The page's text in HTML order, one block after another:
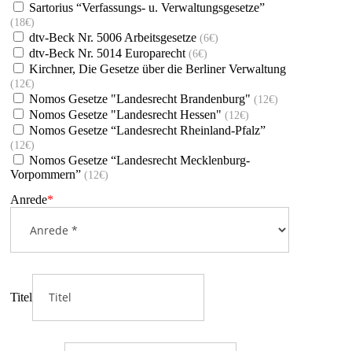
Sartorius “Verfassungs- u. Verwaltungsgesetze”
(18€)
dtv-Beck Nr. 5006 Arbeitsgesetze (6€)
dtv-Beck Nr. 5014 Europarecht (6€)
Kirchner, Die Gesetze über die Berliner Verwaltung
(12€)
Nomos Gesetze "Landesrecht Brandenburg" (12€)
Nomos Gesetze "Landesrecht Hessen" (12€)
Nomos Gesetze “Landesrecht Rheinland-Pfalz”
(12€)
Nomos Gesetze “Landesrecht Mecklenburg-
Vorpommern” (12€)
Anrede*
Titel